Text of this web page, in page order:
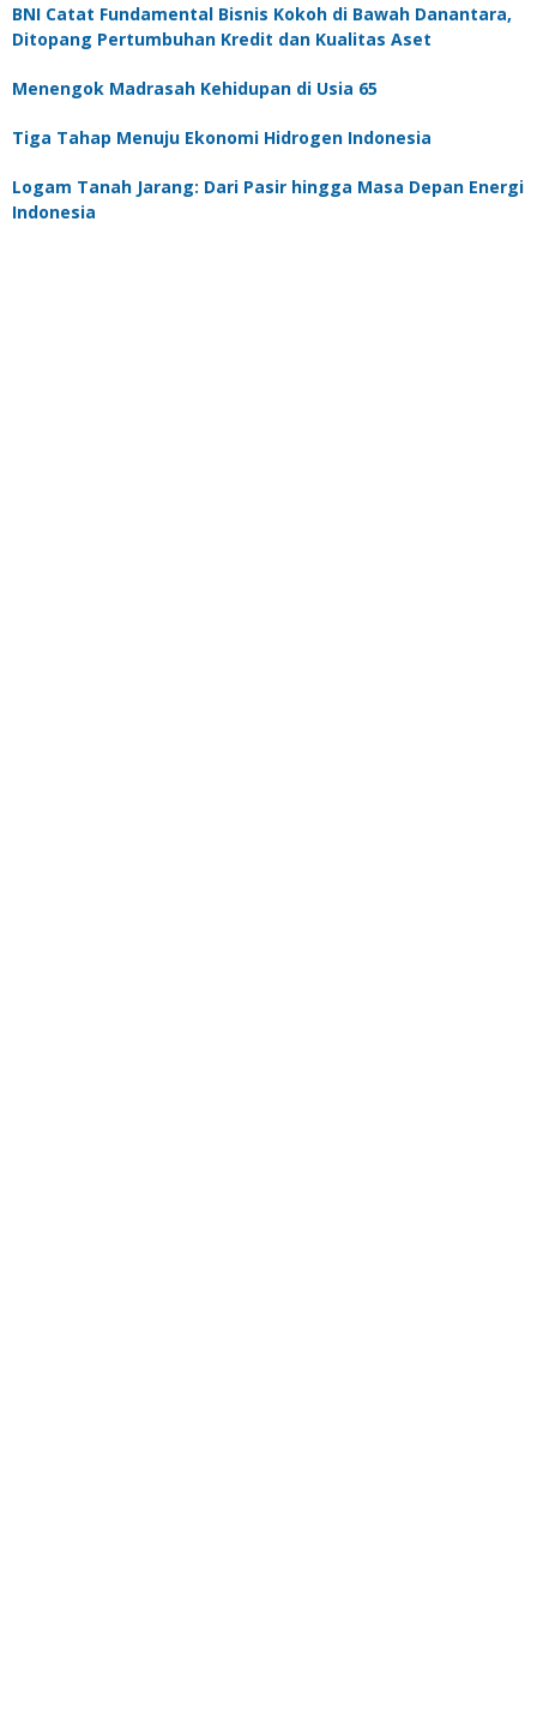
BNI Catat Fundamental Bisnis Kokoh di Bawah Danantara,
Ditopang Pertumbuhan Kredit dan Kualitas Aset
Menengok Madrasah Kehidupan di Usia 65
Tiga Tahap Menuju Ekonomi Hidrogen Indonesia
Logam Tanah Jarang: Dari Pasir hingga Masa Depan Energi
Indonesia